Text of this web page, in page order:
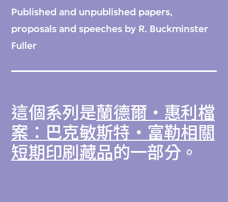
Published and unpublished papers,
proposals and speeches by R. Buckminster
Fuller
這個系列是蘭德爾‧惠利檔
案：巴克敏斯特‧富勒相關
短期印刷藏品的一部分。